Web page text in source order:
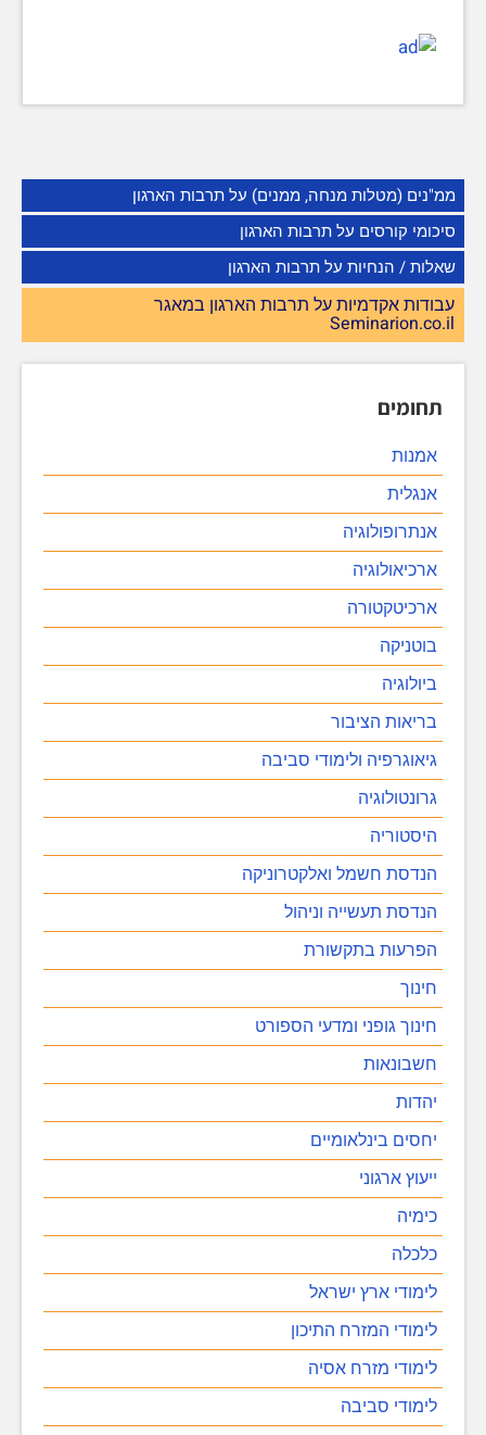
ממ"נים (מטלות מנחה, ממנים) על תרבות הארגון
סיכומי קורסים על תרבות הארגון
שאלות / הנחיות על תרבות הארגון
עבודות אקדמיות על תרבות הארגון במאגר
Seminarion.co.il
תחומים
אמנות
אנגלית
אנתרופולוגיה
ארכיאולוגיה
ארכיטקטורה
בוטניקה
ביולוגיה
בריאות הציבור
גיאוגרפיה ולימודי סביבה
גרונטולוגיה
היסטוריה
הנדסת חשמל ואלקטרוניקה
הנדסת תעשייה וניהול
הפרעות בתקשורת
חינוך
חינוך גופני ומדעי הספורט
חשבונאות
יהדות
יחסים בינלאומיים
ייעוץ ארגוני
כימיה
כלכלה
לימודי ארץ ישראל
לימודי המזרח התיכון
לימודי מזרח אסיה
לימודי סביבה